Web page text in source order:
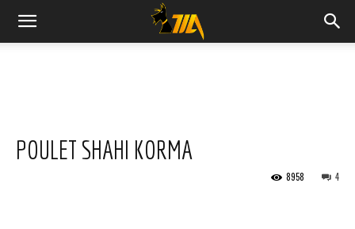
Cook
Magimix
POULET SHAHI KORMA
4
8958